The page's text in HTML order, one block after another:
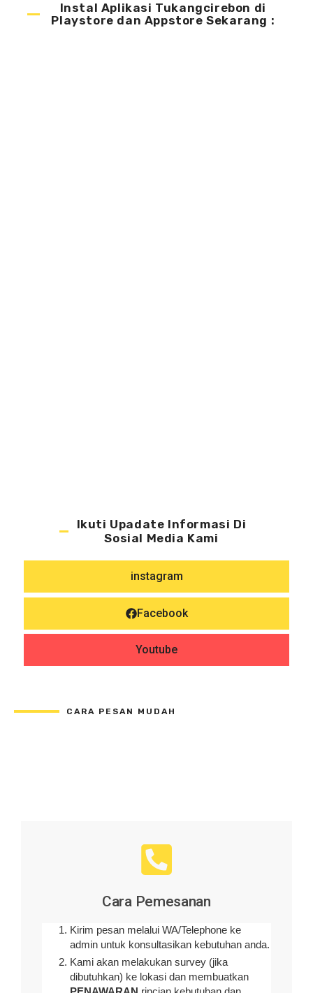
Instal Aplikasi Tukangcirebon di
Playstore dan Appstore Sekarang :
Ikuti Upadate Informasi Di
Sosial Media Kami
instagram
Facebook
Youtube
CARA PESAN MUDAH
Cara Pemesanan
Kirim pesan melalui WA/Telephone ke
admin untuk konsultasikan kebutuhan anda.
Kami akan melakukan survey (jika
dibutuhkan) ke lokasi dan membuatkan